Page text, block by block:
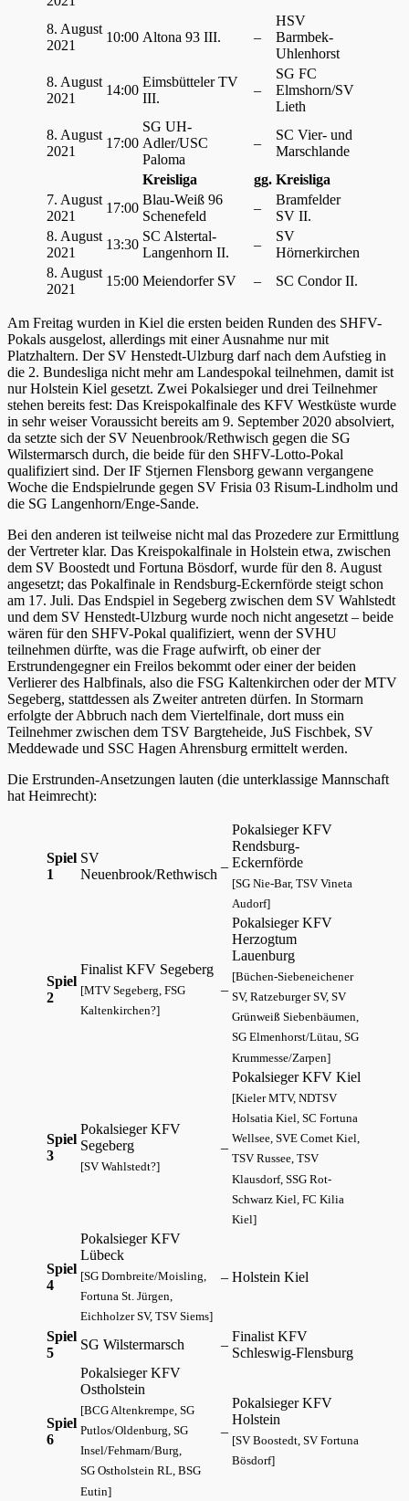
8. August
2021
10:00 Altona 93 III. –
HSV
Barmbek-
Uhlenhorst
8. August
2021
14:00
Eimsbütteler TV
III.
–
SG FC
Elmshorn/SV
Lieth
8. August
2021
17:00
SG UH-
Adler/USC
Paloma
–
SC Vier- und
Marschlande
Kreisliga
gg. Kreisliga
7. August
2021
17:00
Blau-Weiß 96
Schenefeld
–
Bramfelder
SV II.
8. August
2021
13:30
SC Alstertal-
Langenhorn II.
–
SV
Hörnerkirchen
8. August
2021
15:00 Meiendorfer SV – SC Condor II.
Am Freitag wurden in Kiel die ersten beiden Runden des SHFV-
Pokals ausgelost, allerdings mit einer Ausnahme nur mit
Platzhaltern. Der SV Henstedt-Ulzburg darf nach dem Aufstieg in
die 2. Bundesliga nicht mehr am Landespokal teilnehmen, damit ist
nur Holstein Kiel gesetzt. Zwei Pokalsieger und drei Teilnehmer
stehen bereits fest: Das Kreispokalfinale des KFV Westküste wurde
in sehr weiser Voraussicht bereits am 9. September 2020 absolviert,
da setzte sich der SV Neuenbrook/Rethwisch gegen die SG
Wilstermarsch durch, die beide für den SHFV-Lotto-Pokal
qualifiziert sind. Der IF Stjernen Flensborg gewann vergangene
Woche die Endspielrunde gegen SV Frisia 03 Risum-Lindholm und
die SG Langenhorn/Enge-Sande.
Bei den anderen ist teilweise nicht mal das Prozedere zur Ermittlung
der Vertreter klar. Das Kreispokalfinale in Holstein etwa, zwischen
dem SV Boostedt und Fortuna Bösdorf, wurde für den 8. August
angesetzt; das Pokalfinale in Rendsburg-Eckernförde steigt schon
am 17. Juli. Das Endspiel in Segeberg zwischen dem SV Wahlstedt
und dem SV Henstedt-Ulzburg wurde noch nicht angesetzt – beide
wären für den SHFV-Pokal qualifiziert, wenn der SVHU
teilnehmen dürfte, was die Frage aufwirft, ob einer der
Erstrundengegner ein Freilos bekommt oder einer der beiden
Verlierer des Halbfinals, also die FSG Kaltenkirchen oder der MTV
Segeberg, stattdessen als Zweiter antreten dürfen. In Stormarn
erfolgte der Abbruch nach dem Viertelfinale, dort muss ein
Teilnehmer zwischen dem TSV Bargteheide, JuS Fischbek, SV
Meddewade und SSC Hagen Ahrensburg ermittelt werden.
Die Erstrunden-Ansetzungen lauten (die unterklassige Mannschaft
hat Heimrecht):
Spiel
1
SV
Neuenbrook/Rethwisch
–
Pokalsieger KFV
Rendsburg-
Eckernförde
[SG Nie-Bar, TSV Vineta
Audorf]
Spiel
2
Finalist KFV Segeberg
[MTV Segeberg, FSG
Kaltenkirchen?]
–
Pokalsieger KFV
Herzogtum
Lauenburg
[Büchen-Siebeneichener
SV, Ratzeburger SV, SV
Grünweiß Siebenbäumen,
SG Elmenhorst/Lütau, SG
Krummesse/Zarpen]
Spiel
3
Pokalsieger KFV
Segeberg
[SV Wahlstedt?]
–
Pokalsieger KFV Kiel
[Kieler MTV, NDTSV
Holsatia Kiel, SC Fortuna
Wellsee, SVE Comet Kiel,
TSV Russee, TSV
Klausdorf, SSG Rot-
Schwarz Kiel, FC Kilia
Kiel]
Spiel
4
Pokalsieger KFV
Lübeck
[SG Dornbreite/Moisling,
Fortuna St. Jürgen,
Eichholzer SV, TSV Siems]
– Holstein Kiel
Spiel
5
SG Wilstermarsch –
Finalist KFV
Schleswig-Flensburg
Spiel
6
Pokalsieger KFV
Ostholstein
[BCG Altenkrempe, SG
Putlos/Oldenburg, SG
Insel/Fehmarn/Burg,
SG Ostholstein RL, BSG
Eutin]
–
Pokalsieger KFV
Holstein
[SV Boostedt, SV Fortuna
Bösdorf]